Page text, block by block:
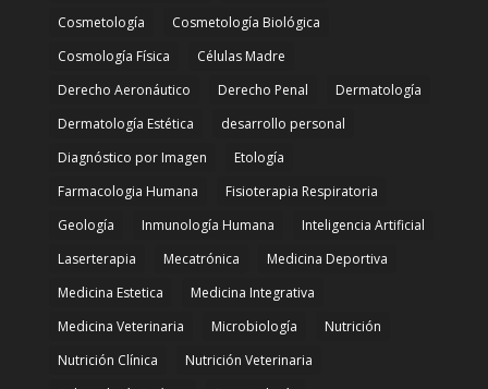
Cosmetología
Cosmetología Biológica
Cosmología Física
Células Madre
Derecho Aeronáutico
Derecho Penal
Dermatología
Dermatología Estética
desarrollo personal
Diagnóstico por Imagen
Etología
Farmacologia Humana
Fisioterapia Respiratoria
Geología
Inmunología Humana
Inteligencia Artificial
Laserterapia
Mecatrónica
Medicina Deportiva
Medicina Estetica
Medicina Integrativa
Medicina Veterinaria
Microbiología
Nutrición
Nutrición Clínica
Nutrición Veterinaria